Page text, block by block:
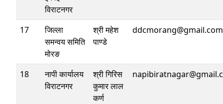
विराटनगर
17
जिल्ला
समन्वय समिति
मोरङ
श्री महेश
पाण्डे
ddcmorang@gmail.com
18
नापी कार्यालय
विराटनगर
श्री गिरिस
कुमार लाल
कर्ण